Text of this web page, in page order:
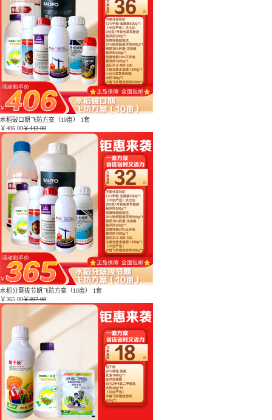
水稻破口期飞防方案（10亩） 1套
￥406.00￥442.00
水稻分蘖拔节期飞防方案（10亩） 1套
￥365.00￥397.00